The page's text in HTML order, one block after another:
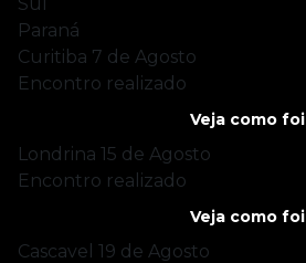
Paraná
Curitiba 7 de Agosto
Encontro realizado
Veja como foi
Londrina 15 de Agosto
Encontro realizado
Veja como foi
Cascavel 19 de Agosto